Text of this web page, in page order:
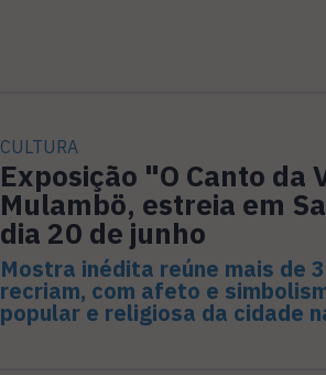
CULTURA
Exposição "O Canto da
Mulambö, estreia em
dia 20 de junho
Mostra inédita reúne mais de
recriam, com afeto e
popular e religiosa da cidade